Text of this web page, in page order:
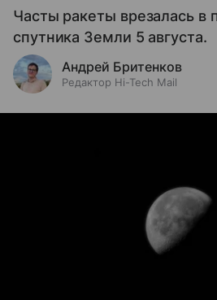
Часты ракеты врезалась в
спутника Земли 5 августа.
Андрей Бритенков
Редактор Hi-Tech Mail